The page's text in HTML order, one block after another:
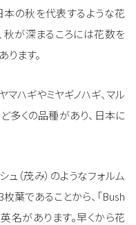
本の秋を代表するような花
秋が深まるころには花数を
ます。
ハギやミヤギノハギ、マル
多くの品種があり、日本に
（茂み）のようなフォルム
葉であることから、「Bush
名があります。早くから花